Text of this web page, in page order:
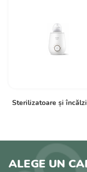
Sterilizatoare și
ALEGE UN